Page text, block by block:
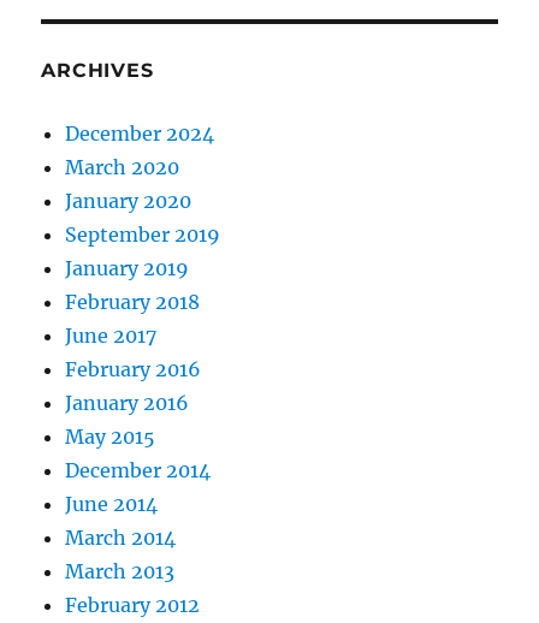
ARCHIVES
December 2024
March 2020
January 2020
September 2019
January 2019
February 2018
June 2017
February 2016
January 2016
May 2015
December 2014
June 2014
March 2014
March 2013
February 2012